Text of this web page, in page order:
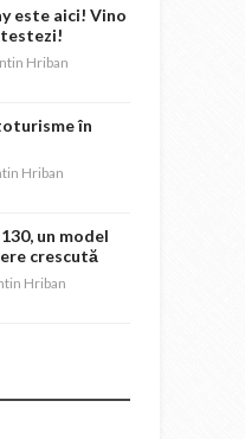
este aici! Vino
testezi!
Hriban
în
Hriban
un model
crescută
Hriban